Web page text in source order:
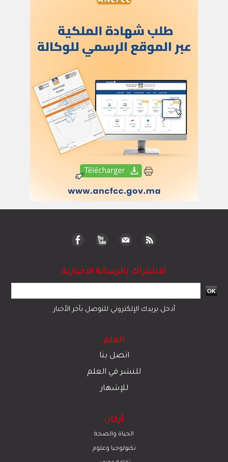
الاشتراك بالرسالة الاخبارية
أدخل بريدك الإلكتروني للتوصل بآخر الأخبار
العلم
اتصل بنا
للنشر في العلم
للإشهار
أركان
الحياة والصحة
تكنولوجيا وعلوم